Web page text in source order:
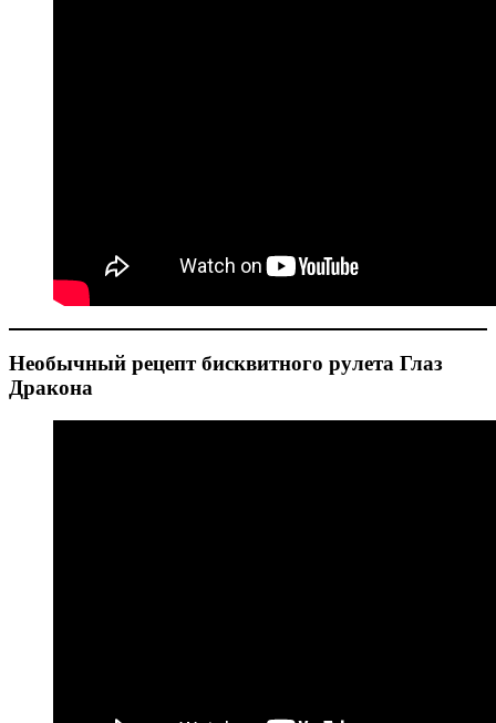
Необычный рецепт бисквитного рулета Глаз
Дракона